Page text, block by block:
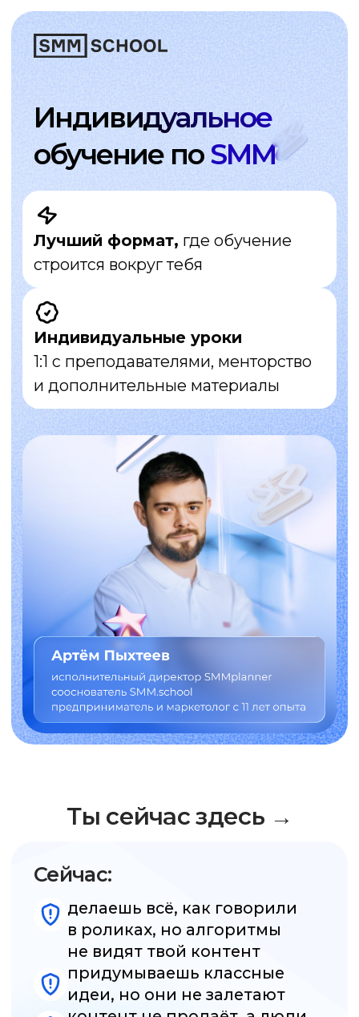
Индивидуальное
обучение поSMM
Лучший формат,
строится вокруг тебя
Индивидуальные уроки
1:1 с преподавателями, менторство
и дополнительные материалы
Ты сейчас здесь →
хочешь быть здесь
Ты сейчас здесь →
После обучения:
понимаешь, как работают
алгоритмы и как управлять
контентом
твои публикации приводят
Сейчас:
делаешь всё, как говорили
в роликах, но алгоритмы
не видят твой контент
придумываешь классные
идеи, но они не залетают
контент не продаёт, а люди
не подписываются
→ А хочешь быть здесь